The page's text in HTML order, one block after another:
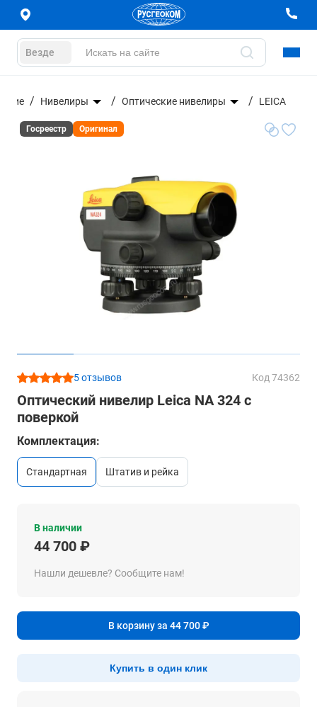
Везде
Нивелиры Оптические нивелиры LEICA
Госреестр Оригинал
5 отзывов Код 74362
Оптический нивелир Leica NA 324 с
поверкой
Комплектация:
стандартная штатив и рейка
В наличии
44 700 ₽
Нашли дешевле? Сообщите нам!
В корзину за 44 700 ₽
Купить в один клик